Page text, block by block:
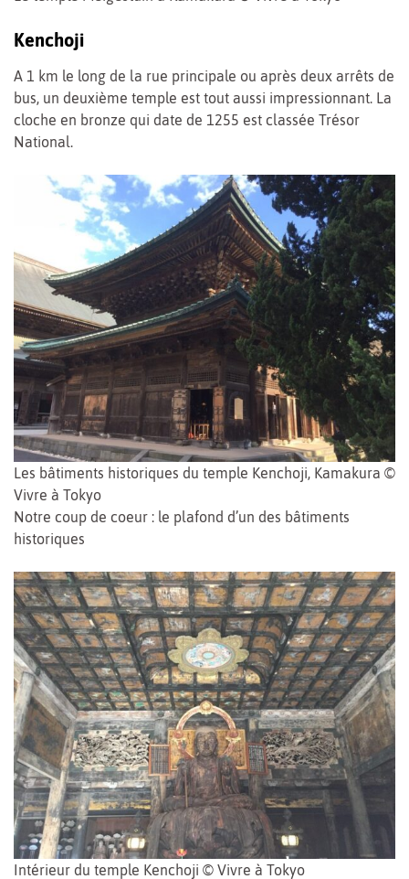
Kenchoji
A 1 km le long de la rue principale ou après deux arrêts de
bus, un deuxième temple est tout aussi impressionnant. La
cloche en bronze qui date de 1255 est classée Trésor
National.
Les bâtiments historiques du temple Kenchoji, Kamakura ©
Vivre à Tokyo
Notre coup de coeur : le plafond d’un des bâtiments
historiques
Intérieur du temple Kenchoji © Vivre à Tokyo